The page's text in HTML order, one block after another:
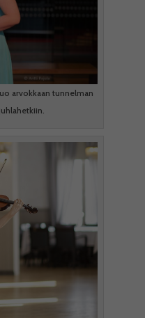
arvokkaan tunnelman